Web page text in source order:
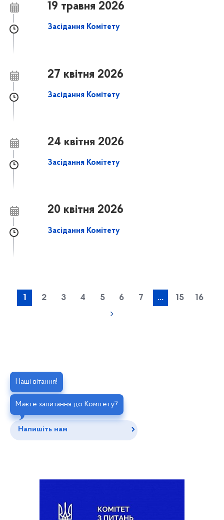
19 травня 2026
Засідання Комітету
27 квітня 2026
Засідання Комітету
24 квітня 2026
Засідання Комітету
20 квітня 2026
Засідання Комітету
1 2 3 4 5 6 7 ... 15 16
Наші вітання!
Маєте запитання до Комітету?
Напишіть нам